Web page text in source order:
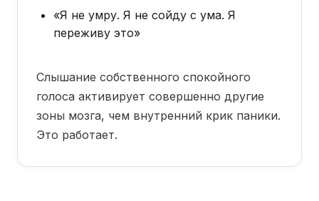
«Я не умру. Я не сойду с ума. Я
переживу это»
Слышание собственного спокойного
голоса активирует совершенно другие
зоны мозга, чем внутренний крик паники.
Это работает.